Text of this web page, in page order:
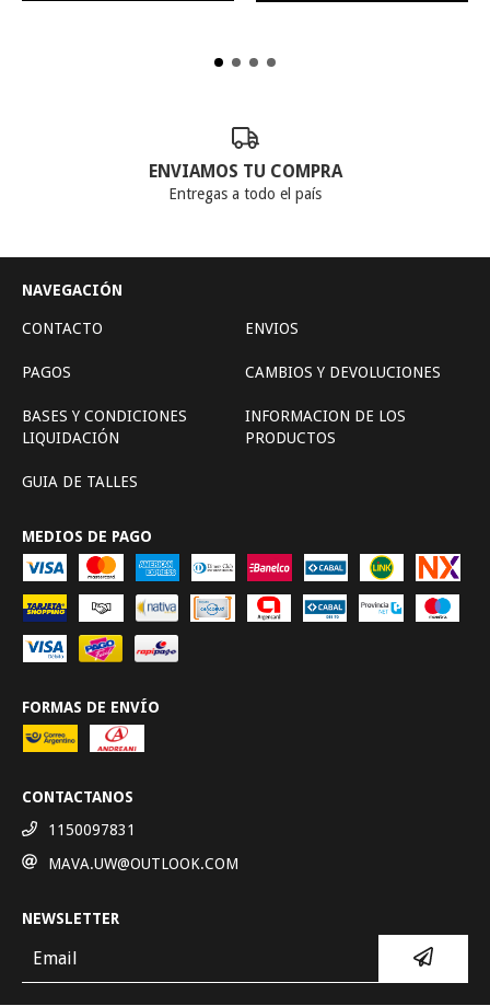
ENVIAMOS TU COMPRA
Entregas a todo el país
NAVEGACIÓN
CONTACTO ENVIOS
PAGOS CAMBIOS Y DEVOLUCIONES
BASES Y CONDICIONES
LIQUIDACIÓN
INFORMACION DE LOS
PRODUCTOS
GUIA DE TALLES
MEDIOS DE PAGO
FORMAS DE ENVÍO
CONTACTANOS
1150097831
MAVA.UW@OUTLOOK.COM
NEWSLETTER